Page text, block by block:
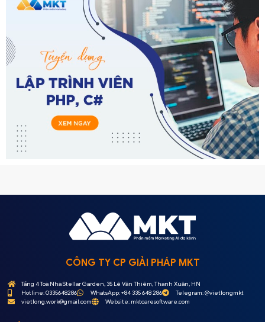
CÔNG TY CP GIẢI PHÁP MKT
Tầng 4 Toà Nhà Stellar Garden, 35 Lê Văn Thiêm, Thanh Xuân, HN
Hotline: 0335648286
WhatsApp: +84 335 648 286
Telegram: @vietlongmkt
vietlong.work@gmail.com
Website: mktcaresoftware.com